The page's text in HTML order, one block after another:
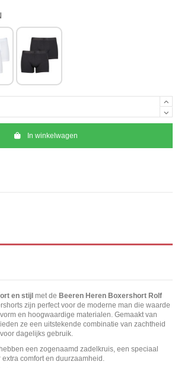
In winkelwagen
en stijl met de Beeren Heren Boxershort Rolf
zijn perfect voor de moderne man die waarde
en hoogwaardige materialen. Gemaakt van
ze een uitstekende combinatie van zachtheid
dagelijks gebruik.
een zogenaamd zadelkruis, een speciaal
comfort en duurzaamheid.